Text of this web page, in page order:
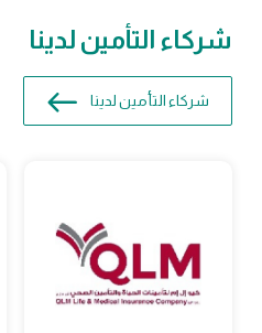
شركاء التأمين لدينا
شركاء التأمين لدينا